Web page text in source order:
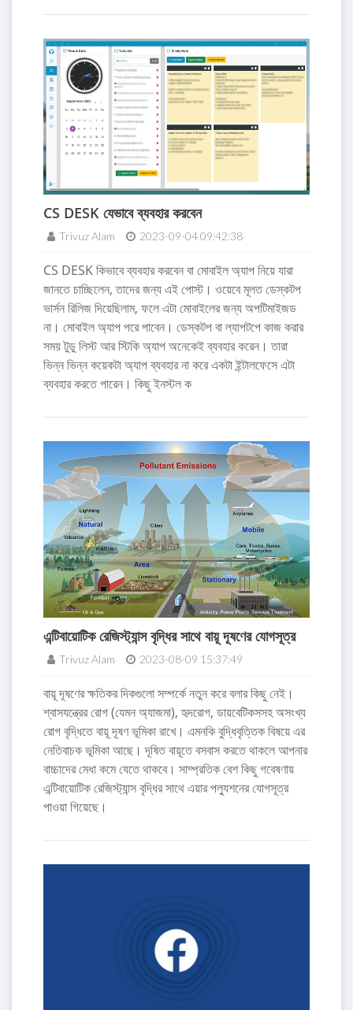
CS DESK যেভাবে ব্যবহার করবেন
Trivuz Alam 2023-09-04 09:42:38
CS DESK কিভাবে ব্যবহার করবেন বা মোবাইল অ্যাপ নিয়ে যারা
জানতে চাচ্ছিলেন, তাদের জন্য এই পোস্ট। ওয়েবে মূলত ডেস্কটপ
ভার্সন রিলিজ দিয়েছিলাম, ফলে এটা মোবাইলের জন্য অপটিমাইজড
না। মোবাইল অ্যাপ পরে পাবেন। ডেস্কটপ বা ল্যাপটপে কাজ করার
সময় টুডু লিস্ট আর স্টিকি অ্যাপ অনেকেই ব্যবহার করেন। তারা
ভিন্ন ভিন্ন কয়েকটা অ্যাপ ব্যবহার না করে একটা ইন্টালফেসে এটা
ব্যবহার করতে পারেন। কিছু ইনস্টল ক
এন্টিবায়োটিক রেজিস্ট্যান্স বৃদ্ধির সাথে বায়ূ দূষণের যোগসূত্র
Trivuz Alam 2023-08-09 15:37:49
বায়ূ দূষণের ক্ষতিকর দিকগুলো সম্পর্কে নতুন করে বলার কিছু নেই।
শ্বাসযন্ত্রের রোগ (যেমন অ্যাজমা), হৃদরোগ, ডায়বেটিকসসহ অসংখ্য
রোগ বৃদ্ধিতে বায়ূ দূষণ ভূমিকা রাখে। এমনকি বুদ্ধিবৃত্তিক বিষয়ে এর
নেতিবাচক ভূমিকা আছে। দূষিত বায়ূতে বসবাস করতে থাকলে আপনার
বাচ্চাদের মেধা কমে যেতে থাকবে। সাম্প্রতিক বেশ কিছু গবেষণায়
এন্টিবায়োটিক রেজিস্ট্যান্স বৃদ্ধির সাথে এয়ার পল্যুশনের যোগসূত্র
পাওয়া গিয়েছে।